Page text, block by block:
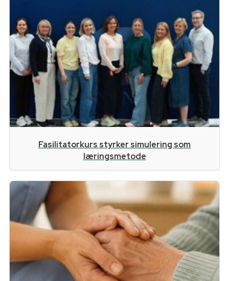
Fasilitatorkurs styrker simulering som
læringsmetode